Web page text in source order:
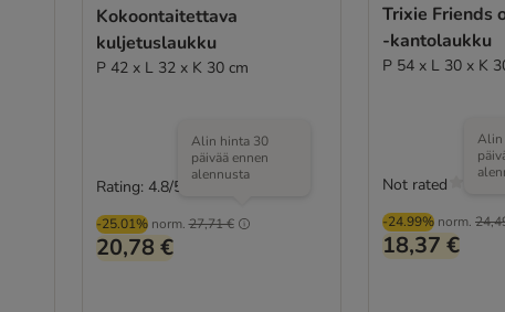
Kokoontaitettava
kuljetuslaukku
P 42 x L 32 x K 30 cm
-25.01% norm. 27,71 €
Alin hinta 30
päivää ennen
alennusta
20,78 €
Rating: 4.8/5
Trixie Friends
-kantolaukku
P 54 x L 30 x K
-24.99% norm.
Alin
18,37 €
Not rated